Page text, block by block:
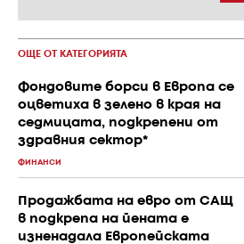
ОЩЕ ОТ КАТЕГОРИЯТА
Фондовите борси в Европа се
оцветиха в зелено в края на
седмицата, подкрепени от
здравния сектор*
ФИНАНСИ
Продажбата на евро от САЩ
в подкрепа на йената е
изненадала Европейската